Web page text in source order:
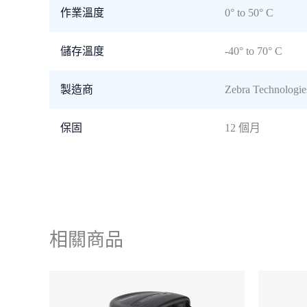
作業溫度 0° to 50° C
儲存溫度 -40° to 70° C
製造商 Zebra
保固 12 個月
相關商品